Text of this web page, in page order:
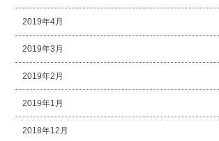
2019年4月
2019年3月
2019年2月
2019年1月
2018年12月